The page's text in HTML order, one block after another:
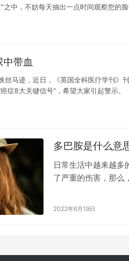
中，不妨每天抽出一点时间观察您的
中带血
马迹，近日，《英国全科医疗学刊》
症8大关键信号”，希望大家引起警示。
多巴胺是什么意
日常生活中越来越多
了严重的伤害，那么
2022年6月19日